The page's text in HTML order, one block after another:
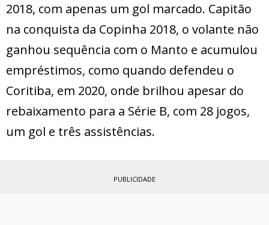
2018, com apenas um gol marcado. Capitão
na conquista da Copinha 2018, o volante não
ganhou sequência com o Manto e acumulou
empréstimos, como quando defendeu o
Coritiba, em 2020, onde brilhou apesar do
rebaixamento para a Série B, com 28 jogos,
um gol e três assistências.
PUBLICIDADE